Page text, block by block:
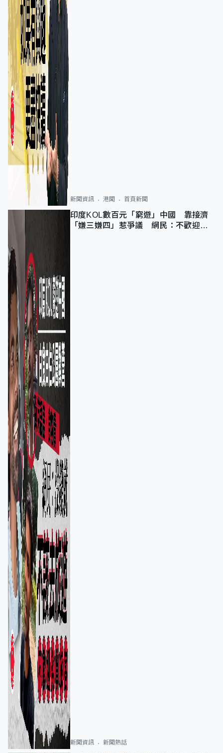
新聞資訊 港聞 首頁新聞
印度KOL數百元「窮遊」中國 靠接濟
「嫌三嫌四」惹爭議 網民：不歡迎劣
新聞資訊 新聞熱話